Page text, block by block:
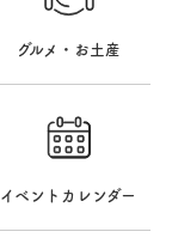
グルメ・お土産
イベントカレンダー